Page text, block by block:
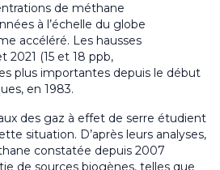
de méthane
à l’échelle du globe
accéléré. Les hausses
2021 (15 et 18 ppb,
plus importantes depuis le début
en 1983.
des gaz à effet de serre étudient
situation. D’après leurs analyses,
constatée depuis 2007
de sources biogènes, telles que